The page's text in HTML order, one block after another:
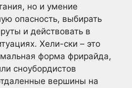
но и умение
опасность, выбирать
и действовать в
Хели-ски – это
форма фрирайда,
сноубордистов
вершины на